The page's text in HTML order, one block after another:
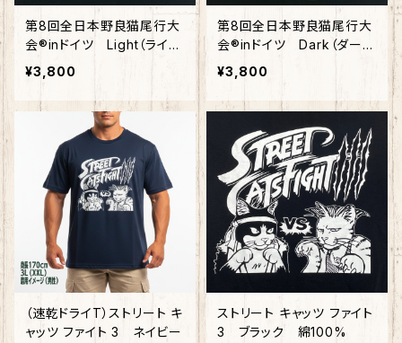
第8回全日本野良猫尾行大
会®︎inドイツ Light（ライ
ト） 綿100%
¥3,800
第8回全日本野良猫尾行大
会®︎inドイツ Dark（ダー
ク） 綿100%
¥3,800
（速乾ドライT）ストリート キ
ャッツ ファイト 3 ネイビー
ストリート キャッツ ファイト
3 ブラック 綿100%